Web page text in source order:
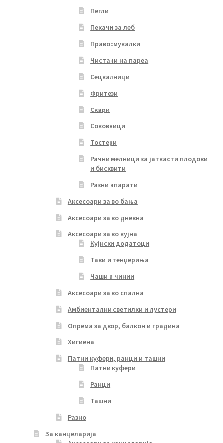
Пегли
Пекачи за леб
Правосмукалки
Чистачи на пареа
Сецкалници
Фритези
Скари
Соковници
Тостери
Рачни мелници за јаткасти плодови
и бисквити
Разни апарати
Аксесоари за во бања
Аксесоари за во дневна
Аксесоари за во кујна
Кујнски додатоци
Тави и тенџериња
Чаши и чинии
Аксесоари за во спална
Амбиентални светилки и лустери
Опрема за двор, балкон и градина
Хигиена
Патни куфери, ранци и ташни
Патни куфери
Ранци
Ташни
Разно
За канцеларија